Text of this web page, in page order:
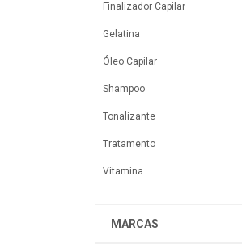
Finalizador Capilar
Gelatina
Óleo Capilar
Shampoo
Tonalizante
Tratamento
Vitamina
MARCAS